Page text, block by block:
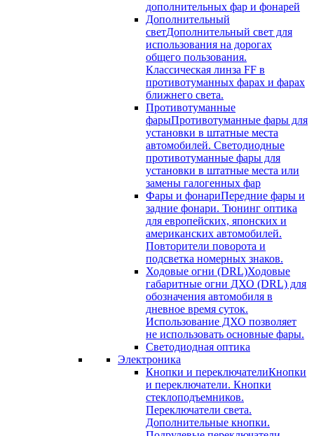
дополнительных фар и фонарей
Дополнительный
светДополнительный свет для
использования на дорогах
общего пользования.
Классическая линза FF в
противотуманных фарах и фарах
ближнего света.
Противотуманные
фарыПротивотуманные фары для
установки в штатные места
автомобилей. Светодиодные
противотуманные фары для
установки в штатные места или
замены галогенных фар
Фары и фонариПередние фары и
задние фонари. Тюнинг оптика
для европейских, японских и
американских автомобилей.
Повторители поворота и
подсветка номерных знаков.
Ходовые огни (DRL)Ходовые
габаритные огни ДХО (DRL) для
обозначения автомобиля в
дневное время суток.
Использование ДХО позволяет
не использовать основные фары.
Светодиодная оптика
Электроника
Кнопки и переключателиКнопки
и переключатели. Кнопки
стеклоподъемников.
Переключатели света.
Дополнительные кнопки.